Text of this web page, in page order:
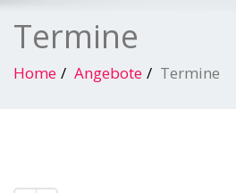
Termine
Home Angebote Termine